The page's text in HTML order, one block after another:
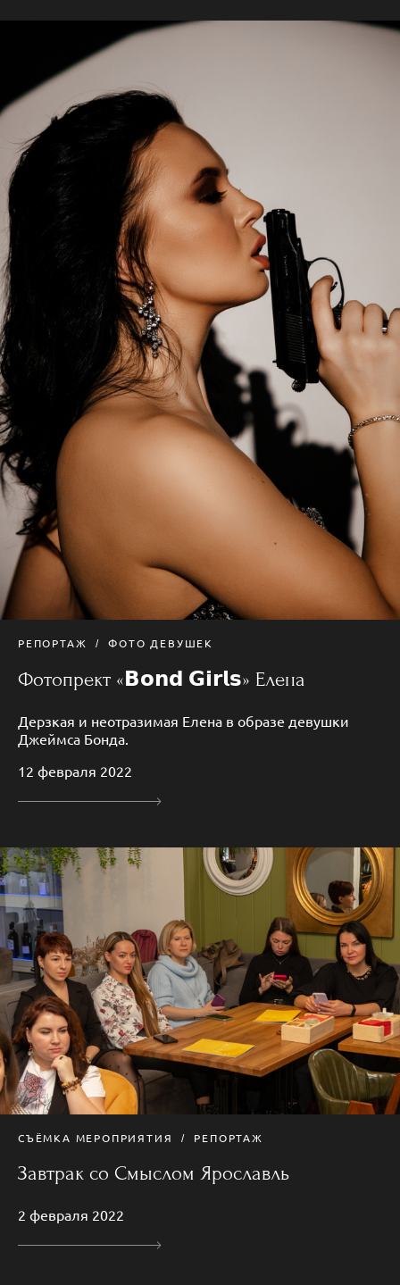
РЕПОРТАЖ ФОТО ДЕВУШЕК
Фотопрект «𝗕𝗼𝗻𝗱 𝗚𝗶𝗿𝗹𝘀» Елена
Дерзкая и неотразимая Елена в образе девушки
Джеймса Бонда.
12 февраля 2022
СЪЁМКА МЕРОПРИЯТИЯ РЕПОРТАЖ
Завтрак со Смыслом Ярославль
2 февраля 2022